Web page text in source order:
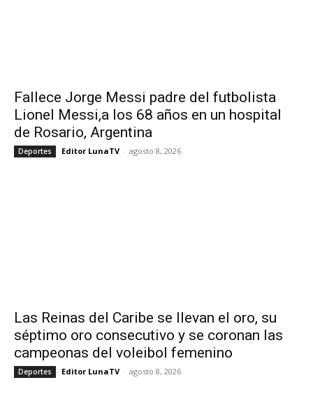
Fallece Jorge Messi padre del futbolista
Lionel Messi,a los 68 años en un hospital
de Rosario, Argentina
Deportes Editor LunaTV - agosto 8, 2026
Las Reinas del Caribe se llevan el oro, su
séptimo oro consecutivo y se coronan las
campeonas del voleibol femenino
Deportes Editor LunaTV - agosto 8, 2026